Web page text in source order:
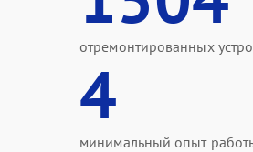
отремонтированных
4
минимальный опыт